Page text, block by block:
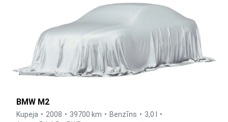
BMW M2
Kupeja 2008 39700 km Benzīns
3,0 l